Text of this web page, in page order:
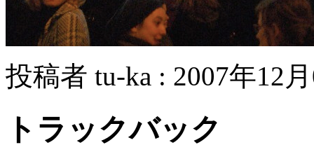
投稿者 tu-ka : 2007年12
トラックバック